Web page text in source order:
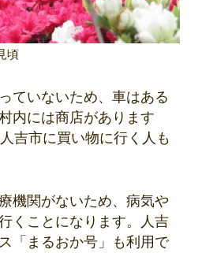
頃
ていないため、車はある
内には商店があります
吉市に買い物に行く人も
機関がないため、病気や
くことになります。人吉
「まるおか号」も利用で